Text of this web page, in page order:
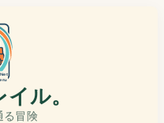
ル。
る冒険